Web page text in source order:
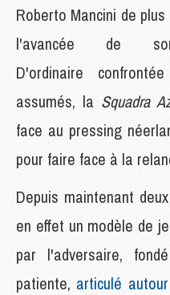
Roberto Mancini de
l'avancée de
D'ordinaire
assumés, la Squadra
face au pressing
pour faire face à la
Depuis maintenant
en effet un modèle de
par l'adversaire,
patiente, articulé